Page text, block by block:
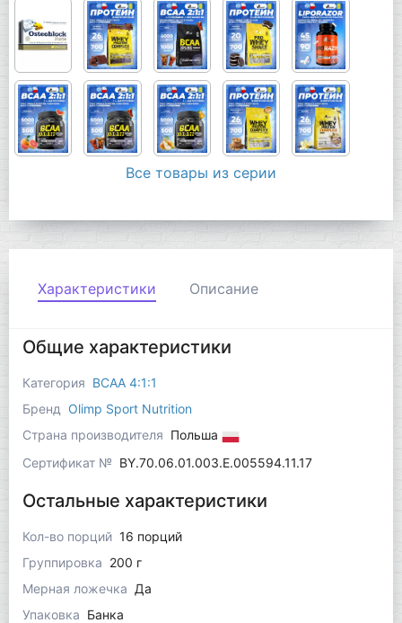
Все товары из серии
Характеристики Описание
Общие характеристики
Категория BCAA 4:1:1
Бренд Olimp Sport Nutrition
Страна производителя Польша
Сертификат № BY.70.06.01.003.Е.005594.11.17
Остальные характеристики
Кол-во порций 16 порций
Группировка 200 г
Мерная ложечка Да
Упаковка Банка